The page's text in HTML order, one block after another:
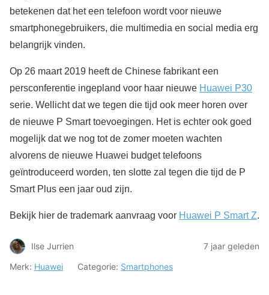
betekenen dat het een telefoon wordt voor nieuwe
smartphonegebruikers, die multimedia en social media erg
belangrijk vinden.
Op 26 maart 2019 heeft de Chinese fabrikant een
persconferentie ingepland voor haar nieuwe Huawei P30
serie. Wellicht dat we tegen die tijd ook meer horen over
de nieuwe P Smart toevoegingen. Het is echter ook goed
mogelijk dat we nog tot de zomer moeten wachten
alvorens de nieuwe Huawei budget telefoons
geïntroduceerd worden, ten slotte zal tegen die tijd de P
Smart Plus een jaar oud zijn.
Bekijk hier de trademark aanvraag voor Huawei P Smart Z.
Ilse Jurrien
7 jaar geleden
Merk: Huawei Categorie: Smartphones